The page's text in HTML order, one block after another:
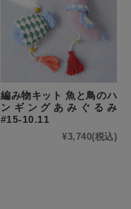
編み物キット 魚と鳥のハ
ンギングあみぐるみ
#15-10.11
¥3,740(税込)